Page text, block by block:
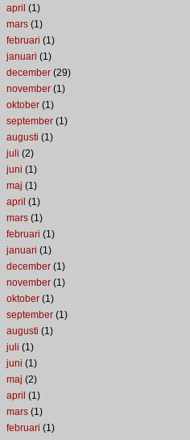
april (1)
mars (1)
februari (1)
januari (1)
december (29)
november (1)
oktober (1)
september (1)
augusti (1)
juli (2)
juni (1)
maj (1)
april (1)
mars (1)
februari (1)
januari (1)
december (1)
november (1)
oktober (1)
september (1)
augusti (1)
juli (1)
juni (1)
maj (2)
april (1)
mars (1)
februari (1)